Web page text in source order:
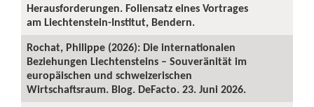
Herausforderungen. Foliensatz eines Vortrages
am Liechtenstein-Institut, Bendern.
Rochat, Philippe (2026): Die internationalen
Beziehungen Liechtensteins – Souveränität im
europäischen und schweizerischen
Wirtschaftsraum. Blog. DeFacto. 23. Juni 2026.